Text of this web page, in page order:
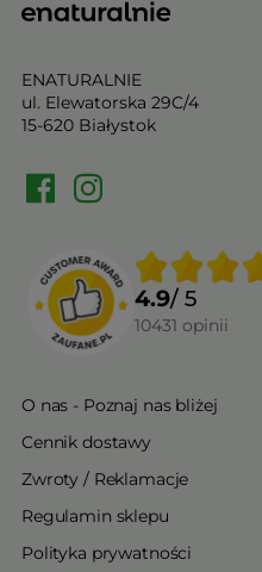
ENATURALNIE
ul. Elewatorska 29C/4
15-620 Białystok
4.9/ 5
10431 opinii
O nas - Poznaj nas bliżej
Cennik dostawy
Zwroty / Reklamacje
Regulamin sklepu
Polityka prywatności